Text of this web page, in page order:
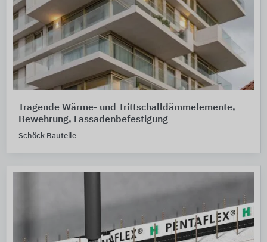
Tragende Wärme- und Trittschalldämmelemente,
Bewehrung, Fassadenbefestigung
Schöck Bauteile